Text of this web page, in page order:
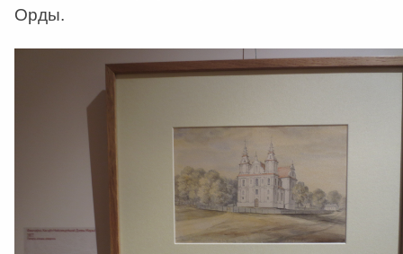
Орды.